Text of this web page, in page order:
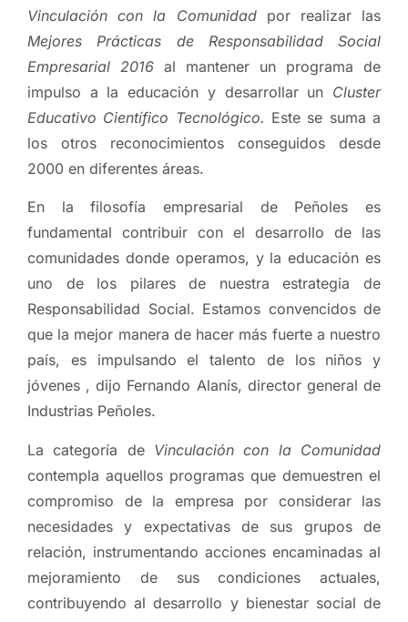
Vinculación con la Comunidadpor realizar las
Mejores Prácticas de Responsabilidad Social
Empresarial 2016 al mantener un programa de
impulso a la educación y desarrollar un Cluster
Educativo Científico Tecnológico. Este se suma a
los otros reconocimientos conseguidos desde
2000 en diferentes áreas.
En la filosofía empresarial de Peñoles es
fundamental contribuir con el desarrollo de las
comunidades donde operamos, y la educación es
uno de los pilares de nuestra estrategia de
Responsabilidad Social. Estamos convencidos de
que la mejor manera de hacer más fuerte a nuestro
país, es impulsando el talento de los niños y
jóvenes , dijo Fernando Alanís, director general de
Industrias Peñoles.
La categoría de Vinculación con la Comunidad
contempla aquellos programas que demuestren el
compromiso de la empresa por considerar las
necesidades y expectativas de sus grupos de
relación, instrumentando acciones encaminadas al
mejoramiento de sus condiciones actuales,
contribuyendo al desarrollo y bienestar social de